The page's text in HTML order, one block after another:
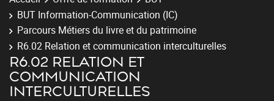
BUT Information-Communication (IC)
Parcours Métiers du livre et du patrimoine
R6.02 Relation et communication interculturelles
R6.02 RELATION ET
COMMUNICATION
INTERCULTURELLES